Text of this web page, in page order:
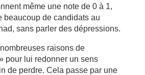
même une note de 0 à 1,
beaucoup de candidats au
sans parler des dépressions.
raisons de
pour lui redonner un sens
de perdre. Cela passe par une